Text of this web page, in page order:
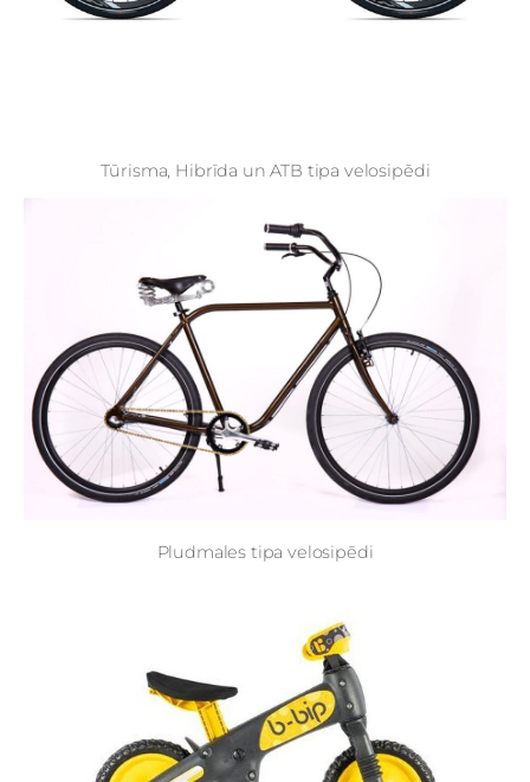
Tūrisma, Hibrīda un ATB tipa velosipēdi
Pludmales tipa velosipēdi